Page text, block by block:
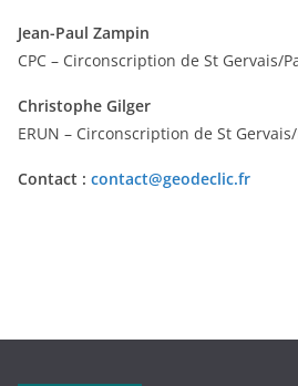
Jean-Paul Zampin
CPC – Circonscription de St Gervais/
Christophe Gilger
ERUN – Circonscription de St
Contact : contact@geodeclic.fr